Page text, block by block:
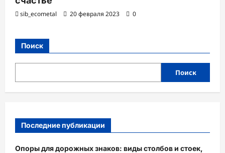
sib_ecometal 20 февраля 2023 0
Поиск
Поиск
Последние публикации
Опоры для дорожных знаков: виды столбов и стоек,